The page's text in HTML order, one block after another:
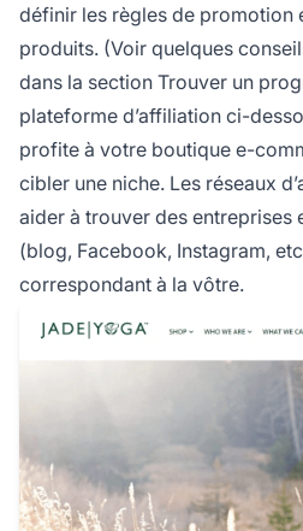
définir les règles de promotion
produits. (Voir quelques
dans la section Trouver un
plateforme d’affiliation ci-
profite à votre boutique e-
cibler une niche. Les réseaux
aider à trouver des entreprises
(blog, Facebook, Instagram,
correspondant à la vôtre.